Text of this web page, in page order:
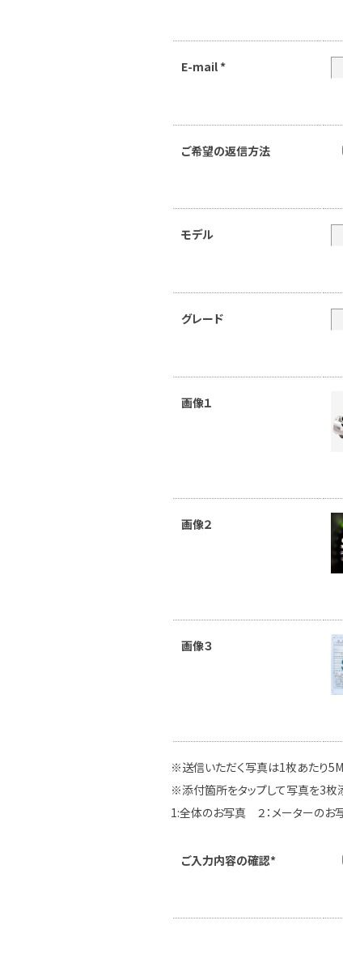
E-mail *
ご希望の返信方法
モデル
グレード
画像１
画像２
画像３
※送信いただく写真は1枚あたり
※添付箇所をタップして写真を3枚
1:全体のお写真 ２：メーターの
ご入力内容の確認*